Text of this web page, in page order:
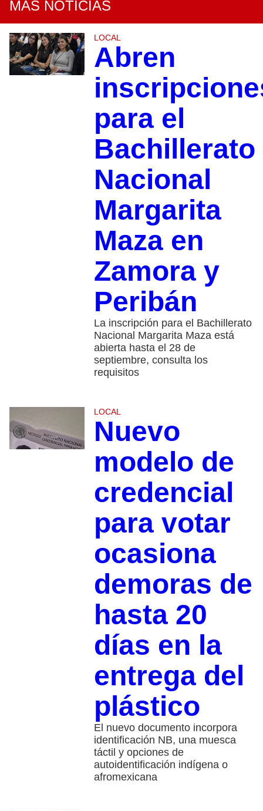
MÁS NOTICIAS
LOCAL
Abren
para el
Bachillerato
Nacional
Margarita
Maza en
Zamora y
Peribán
La inscripción para el Bachillerato
Nacional Margarita Maza está
abierta hasta el 28 de
septiembre, consulta los
requisitos
LOCAL
Nuevo
modelo de
credencial
para votar
ocasiona
demoras de
hasta 20
días en la
entrega del
plástico
El nuevo documento incorpora
identificación NB, una muesca
táctil y opciones de
autoidentificación indígena o
afromexicana